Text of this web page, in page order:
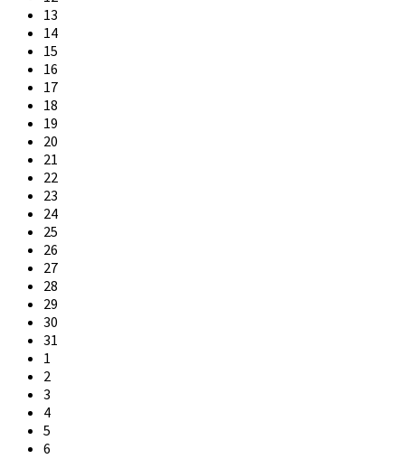
13
14
15
16
17
18
19
20
21
22
23
24
25
26
27
28
29
30
31
1
2
3
4
5
6